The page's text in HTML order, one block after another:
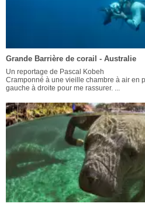
Grande Barrière de corail - Australie
Un reportage de Pascal Kobeh
Cramponné à une vieille chambre à air en
gauche à droite pour me rassurer. ...